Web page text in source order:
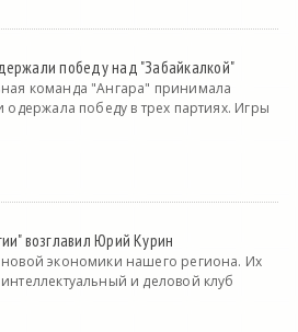
победу над "Забайкалкой"
команда "Ангара" принимала
одержала победу в трех партиях. Игры
возглавил Юрий Курин
экономики нашего региона. Их
и деловой клуб